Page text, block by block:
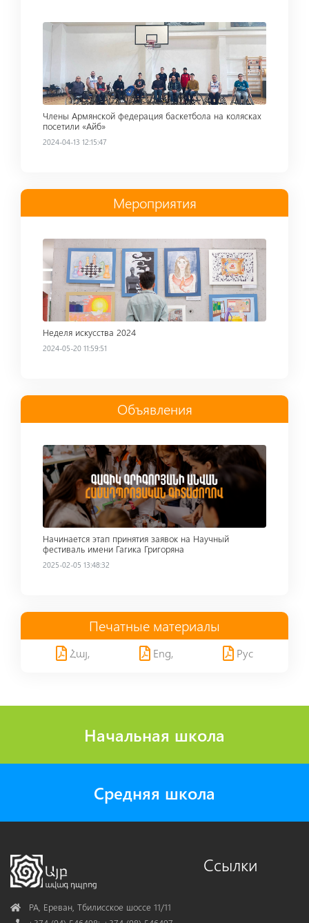
Read more
Члены Армянской федерация баскетбола на колясках
посетили «Айб»
2024-04-13 12:15:47
Мероприятия
Read more
Неделя искусства 2024
2024-05-20 11:59:51
Объявления
Read more
Начинается этап принятия заявок на Научный
фестиваль имени Гагика Григоряна
2025-02-05 13:48:32
Печатные материалы
Հայ, Eng, Рус
Начальная школа
Средняя школа
AddressРА, Ереван, Тбилисское шоссе 11/11
Ссылки